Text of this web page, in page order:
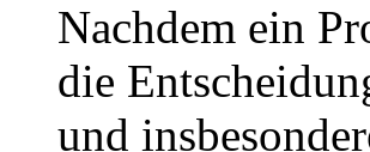
Nachdem ein
die
und